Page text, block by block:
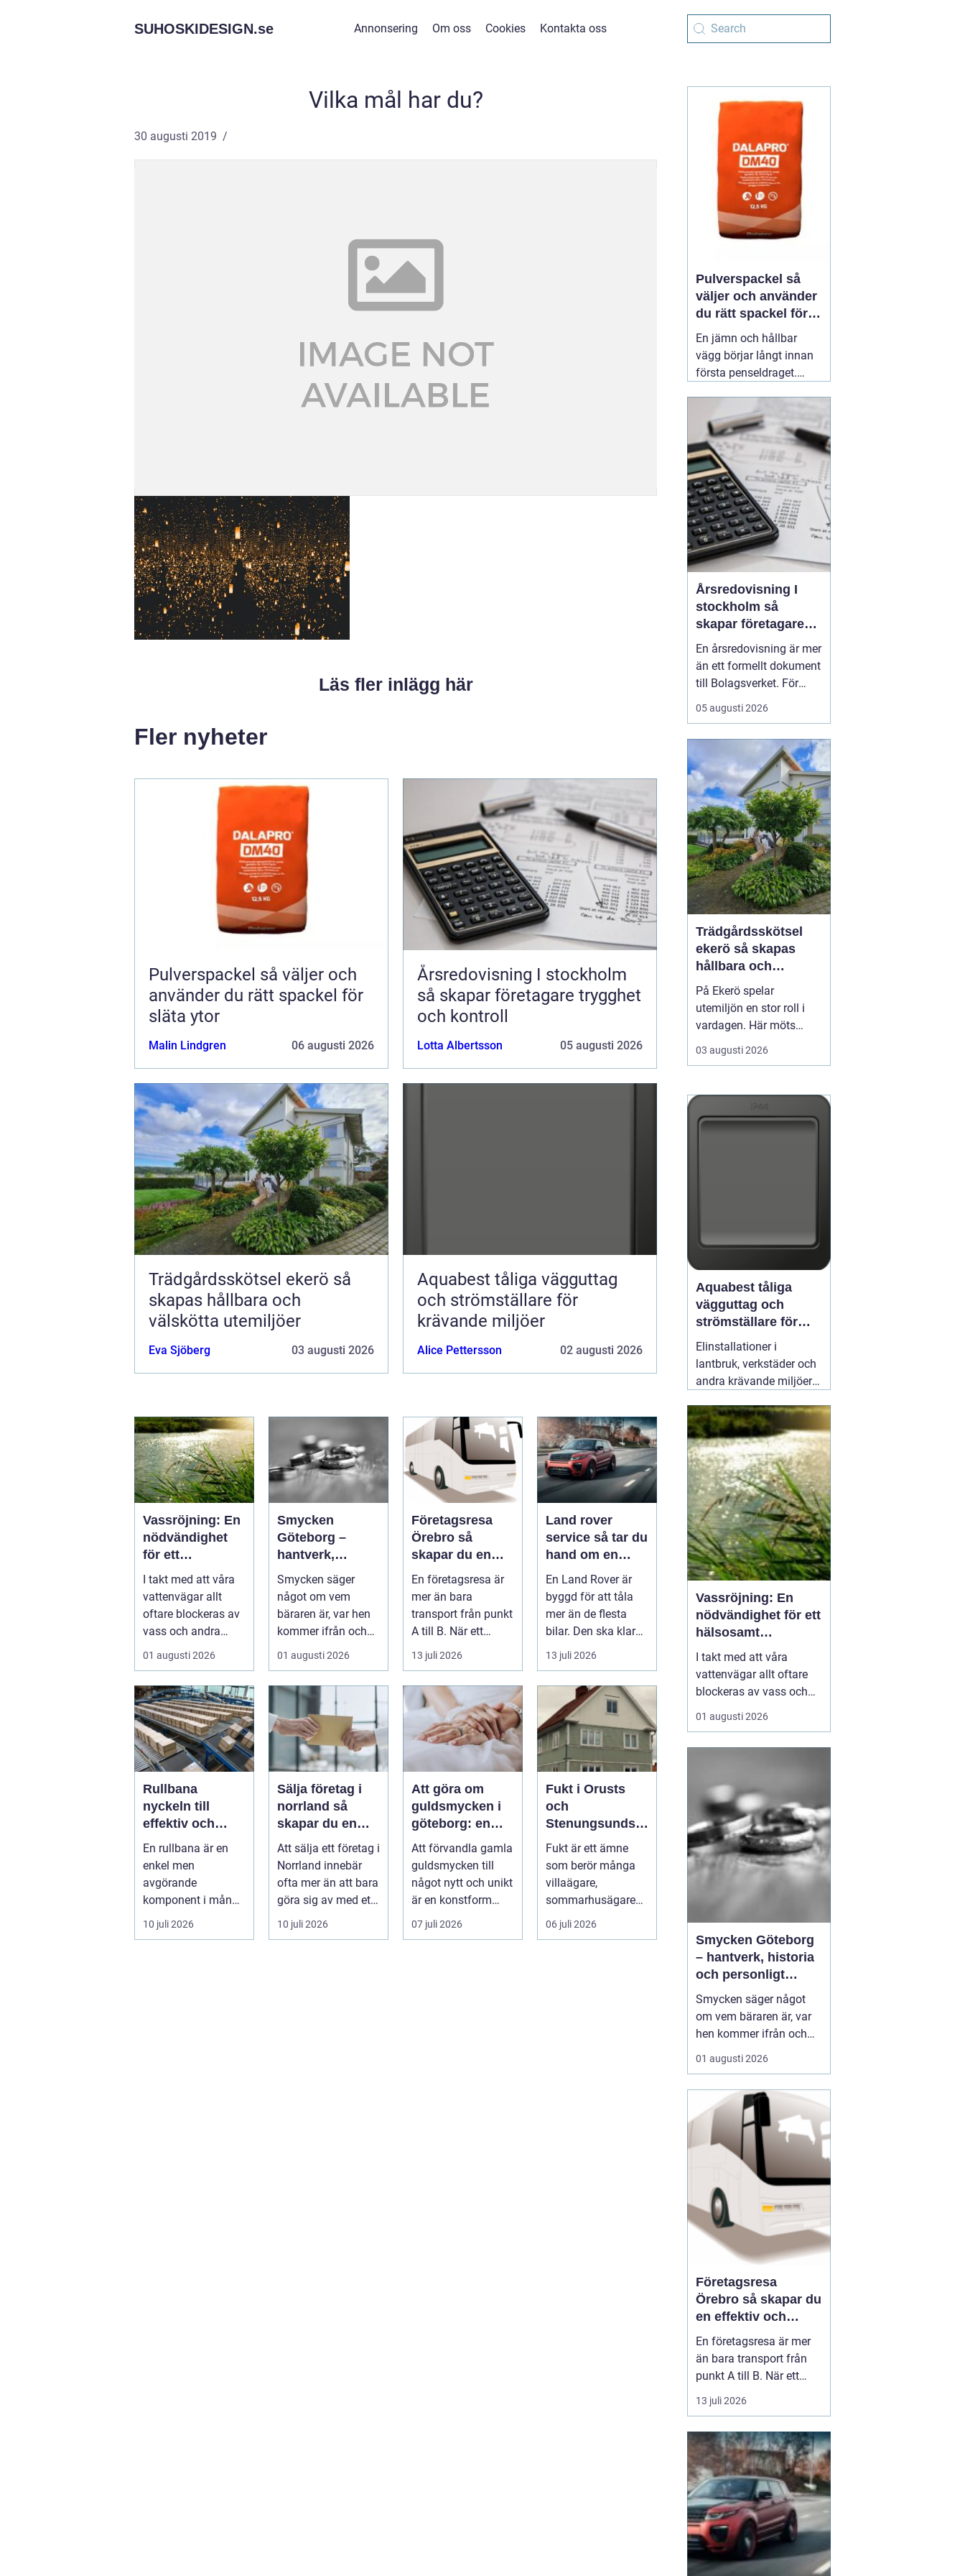
SUHOSKIDESIGN.se Annonsering Om oss Cookies Kontakta oss
Vilka mål har du?
30 augusti 2019
Läs fler inlägg här
Fler nyheter
Pulverspackel så väljer och
använder du rätt spackel för
släta ytor
Malin Lindgren 06 augusti 2026
Årsredovisning I stockholm
så skapar företagare trygghet
och kontroll
Lotta Albertsson 05 augusti 2026
Trädgårdsskötsel ekerö så
skapas hållbara och
välskötta utemiljöer
Eva Sjöberg 03 augusti 2026
Aquabest tåliga vägguttag
och strömställare för
krävande miljöer
Alice Pettersson 02 augusti 2026
Vassröjning: En
nödvändighet
för ett
hälsosamt
vattenlandskap
I takt med att våra
vattenvägar allt
oftare blockeras av
vass och andra
vattenväxter...
01 augusti 2026
Smycken
Göteborg –
hantverk,
historia och
personligt
uttryck
Smycken säger
något om vem
bäraren är, var hen
kommer ifrån och
vad som &...
01 augusti 2026
Företagsresa
Örebro så
skapar du en
effektiv och
minnesvärd resa
En företagsresa är
mer än bara
transport från punkt
A till B. När ett
företag planerar en
resa för m...
13 juli 2026
Land rover
service så tar du
hand om en
modern
klassiker
En Land Rover är
byggd för att tåla
mer än de flesta
bilar. Den ska klara
motorväg,
stadstrafik, gru...
13 juli 2026
Rullbana
nyckeln till
effektiv och
säker hantering
av gods
En rullbana är en
enkel men
avgörande
komponent i många
moderna
verksamheter. Den
10 juli 2026
Sälja företag i
norrland så
skapar du en
trygg affär från
start till mål
Att sälja ett företag i
Norrland innebär
ofta mer än att bara
göra sig av med ett
bolag. För många
ä...
10 juli 2026
Att göra om
guldsmycken i
göteborg: en
konst att förnya
det gamla
Att förvandla gamla
guldsmycken till
något nytt och unikt
är en konstform
som kombinerar
traditionel...
07 juli 2026
Fukt i Orusts
och
Stenungsunds
hus: Så
upptäcker och
åtgärdar du
problemet
Fukt är ett ämne
som berör många
villaägare,
sommarhusägare
och bosta...
06 juli 2026
Pulverspackel så
väljer och använder
du rätt spackel för
släta ytor
En jämn och hållbar
vägg börjar långt innan
första penseldraget.
en avgörande roll för
slutresultatet, både när
det gäller utseende och
livslängd. Många
yrkesmålare och
avancerade gör-det-
självare06 augusti 2026
Årsredovisning I
stockholm så
skapar företagare
trygghet och
kontroll
En årsredovisning är mer
än ett formellt dokument
till Bolagsverket. För
många företagare i
Stockholm är den ett
ett underlag för nya
beslut och ett krav som
måste bli rätt från
början. När tidsbrist,
regelverk och osäkerhet
...
05 augusti 2026
Trädgårdsskötsel
ekerö så skapas
hållbara och
välskötta utemiljöer
På Ekerö spelar
utemiljön en stor roll i
vardagen. Här möts
natur, vatten och
bebyggelse på ett sätt
innergårdar och
viktiga för trivseln. När
03 augusti 2026
Aquabest tåliga
vägguttag och
strömställare för
krävande miljöer
Elinstallationer i
lantbruk, verkstäder och
andra krävande miljöer
i ett vanligt bostadsrum.
Fukt, damm, spån och
mekaniskt slitage kan
snabbt skapa problem
om komponenterna inte
är rätt valda.02 augusti
2026
Vassröjning: En
nödvändighet för ett
hälsosamt
vattenlandskap
I takt med att våra
vattenvägar allt oftare
blockeras av vass och
andra vattenväxter, ökar
också behovet av
praktiska lösningarna är
vass...
01 augusti 2026
Smycken Göteborg
– hantverk, historia
och personligt
uttryck
Smycken säger något
om vem bäraren är, var
hen kommer ifrån och
vad som är viktigt i livet.
I en stad som Göteborg,
hamnstadens råa
historia och moderna
kreativitet, blir smycken
ofta en...
01 augusti 2026
Företagsresa
Örebro så skapar du
en effektiv och
minnesvärd resa
En företagsresa är mer
än bara transport från
punkt A till B. När ett
företag planerar en resa
för medarbetare eller
att bygga relationer,
stärka varumärket och
använda tiden på resan
på ett klokt sätt. När
startpunkten är Örebr...
13 juli 2026